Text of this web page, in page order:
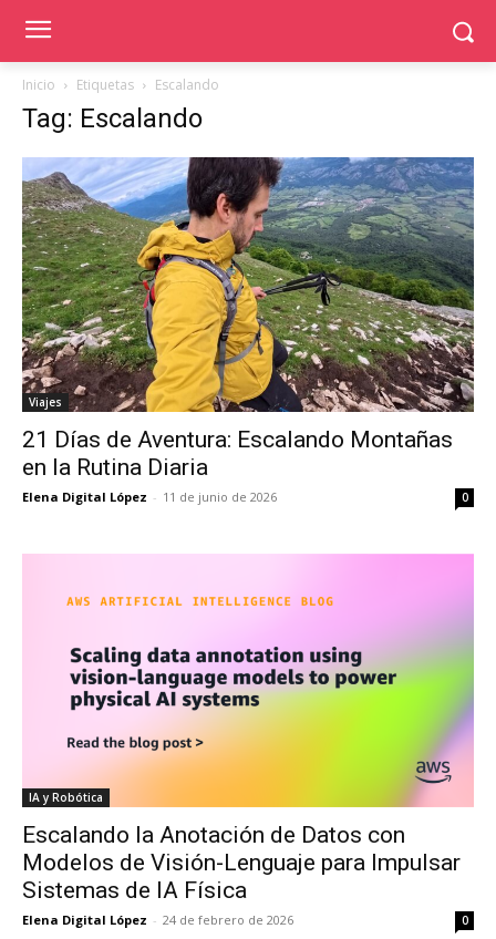
Inicio Etiquetas Escalando
Tag: Escalando
Viajes
21 Días de Aventura: Escalando Montañas
en la Rutina Diaria
Elena Digital López - 11 de junio de 2026 0
IA y Robótica
Escalando la Anotación de Datos con
Modelos de Visión-Lenguaje para Impulsar
Sistemas de IA Física
Elena Digital López - 24 de febrero de 2026 0